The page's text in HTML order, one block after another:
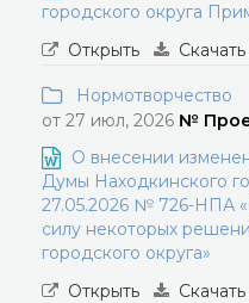
городского округа
Открыть
Скачать
Нормотворчество
от 27 июл, 2026 №
О внесении
Думы Находкинского
27.05.2026 № 726-НПА
силу некоторых
городского округа»
Открыть
Скачать